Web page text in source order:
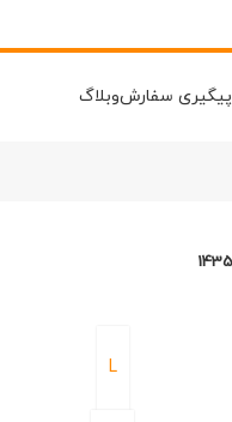
پیگیری سفارشوبلاگ
L